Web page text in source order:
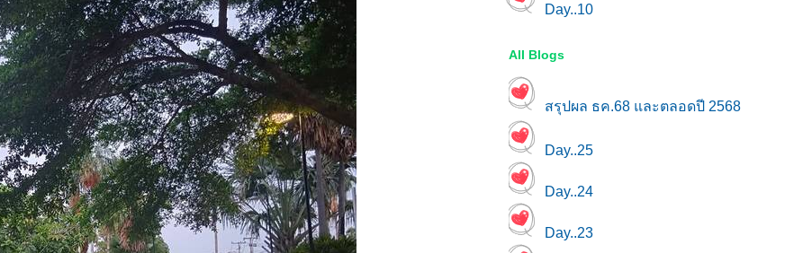
Day..10
All Blogs
สรุปผล ธค.68 และตลอดปี 2568
Day..25
Day..24
Day..23